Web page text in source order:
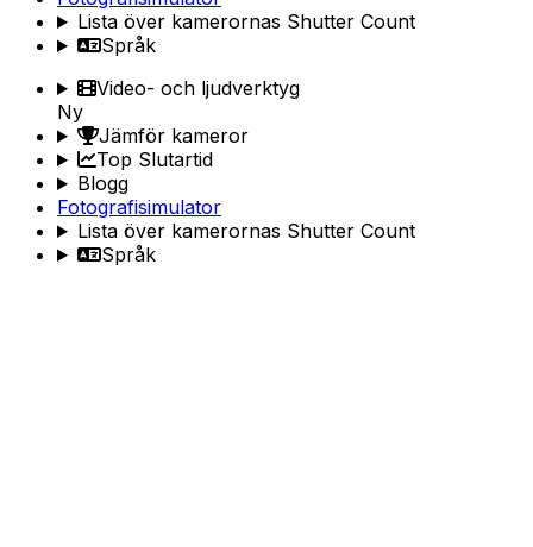
Lista över kamerornas Shutter Count
Språk
Video- och ljudverktyg
Ny
Jämför kameror
Top Slutartid
Blogg
Fotografisimulator
Lista över kamerornas Shutter Count
Språk